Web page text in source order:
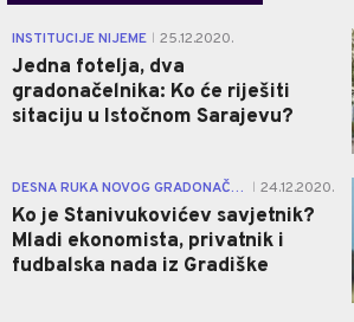
INSTITUCIJE NIJEME 25.12.2020.
Jedna fotelja, dva
gradonačelnika: Ko će riješiti
sitaciju u Istočnom Sarajevu?
DESNA RUKA NOVOG GRADONAČELNIKA 24.12.2020.
Ko je Stanivukovićev savjetnik?
Mladi ekonomista, privatnik i
fudbalska nada iz Gradiške